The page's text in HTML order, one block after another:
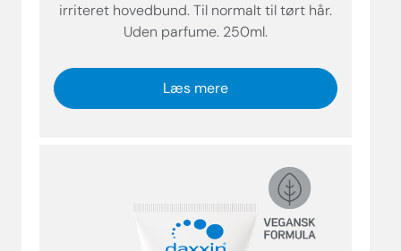
irriteret hovedbund. Til normalt til tørt hår.
Uden parfume. 250ml.
Læs mere